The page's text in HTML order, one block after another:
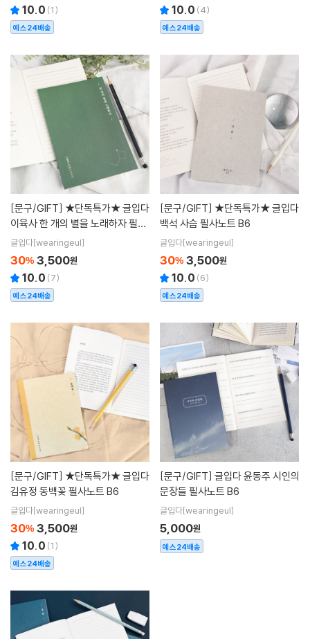
10.0 (1)
예스24배송
10.0 (4)
예스24배송
[문구/GIFT]
이육사 한 개의 별을 노래하자 필사
노트 B6
글입다[wearingeul]
30% 3,500원
10.0 (7)
예스24배송
[문구/GIFT]
백석 사슴 필사노트 B6
글입다[wearingeul]
30% 3,500원
10.0 (6)
예스24배송
[문구/GIFT]
김유정 동백꽃 필사노트 B6
글입다[wearingeul]
30% 3,500원
10.0 (1)
예스24배송
[문구/GIFT]
문장들 필사노트 B6
글입다[wearingeul]
5,000원
예스24배송